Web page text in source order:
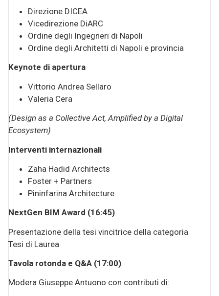
Direzione DICEA
Vicedirezione DiARC
Ordine degli Ingegneri di Napoli
Ordine degli Architetti di Napoli e provincia
Keynote di apertura
Vittorio Andrea Sellaro
Valeria Cera
(Design as a Collective Act, Amplified by a Digital
Ecosystem)
Interventi internazionali
Zaha Hadid Architects
Foster + Partners
Pininfarina Architecture
NextGen BIM Award (16:45)
Presentazione della tesi vincitrice della categoria
Tesi di Laurea
Tavola rotonda e Q&A (17:00)
Modera Giuseppe Antuono con contributi di: